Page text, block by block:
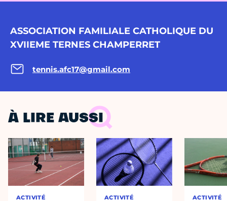
ASSOCIATION FAMILIALE CATHOLIQUE DU
XVIIEME TERNES CHAMPERRET
tennis.afc17@gmail.com
À LIRE AUSSI
ACTIVITÉ ACTIVITÉ ACTIVITÉ